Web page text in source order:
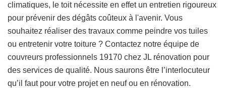
climatiques, le toit nécessite en effet un entretien rigoureux
pour prévenir des dégâts coûteux à l'avenir. Vous
souhaitez réaliser des travaux comme peindre vos tuiles
ou entretenir votre toiture ? Contactez notre équipe de
couvreurs professionnels 19170 chez JL rénovation pour
des services de qualité. Nous saurons être l’interlocuteur
qu’il faut pour votre projet en neuf ou en rénovation.